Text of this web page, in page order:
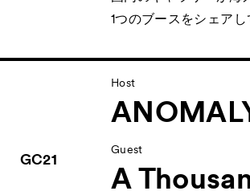
Artworks 作品
ACK Curates
- Public Program
- Talks トークプログ
- For Kids
1つのブースをシェア
GC21
Host
Guest
A